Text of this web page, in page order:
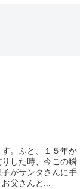
。ふと、１５年か
した時、今この瞬
がサンタさんに手
父さんと...